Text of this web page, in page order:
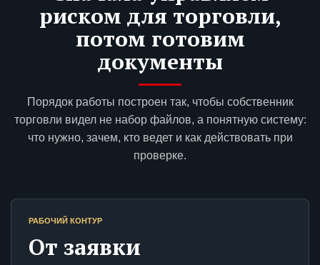
риском для торговли,
потом готовим
документы
Порядок работы построен так, чтобы собственник
торговли видел не набор файлов, а понятную систему:
что нужно, зачем, кто ведет и как действовать при
проверке.
РАБОЧИЙ КОНТУР
От заявки